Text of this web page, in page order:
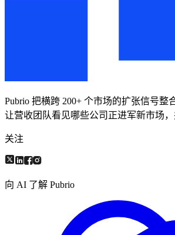
Pubrio 把横跨 200+ 个市场的扩张信号整
让营收团队看见哪些公司正进军新市场，
关注
向 AI 了解 Pubrio